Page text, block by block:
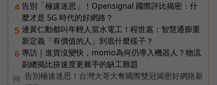
4 告別「極速迷思」！Opensignal 國際評比揭密：什
麼才是 5G 時代的好網路？
5 連黃仁勳都叫年輕人當水電工！程世嘉：智慧通膨重
新定義「有價值的人」到底什麼樣子？
6 專訪｜進貨沒變快，momo為何仍導入機器人？物流
副總揭比拚速度更棘手的缺工難題
PR
告別極速迷思！台灣大哥大奪國際雙冠揭密好網路新